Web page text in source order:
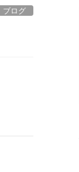
ブログ